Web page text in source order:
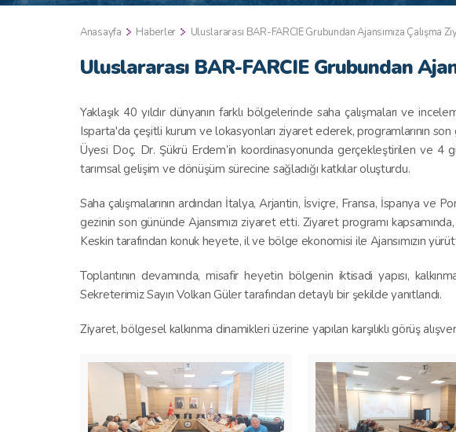
Anasayfa Haberler Uluslararası BAR-FARCIE Grubundan Ajansımıza Çalışma
Uluslararası BAR-FARCIE Grubundan
Yaklaşık 40 yıldır dünyanın farklı bölgelerinde saha çalışmaları ve
Isparta'da çeşitli kurum ve lokasyonları ziyaret ederek, programlarının
Üyesi Doç. Dr. Şükrü Erdem’in koordinasyonunda gerçekleştirilen ve 4
tarımsal gelişim ve dönüşüm sürecine sağladığı katkılar oluşturdu.
Saha çalışmalarının ardından İtalya, Arjantin, İsviçre, Fransa, İspanya ve
gezinin son gününde Ajansımızı ziyaret etti. Ziyaret programı
Keskin tarafından konuk heyete, il ve bölge ekonomisi ile Ajansımızın
Toplantının devamında, misafir heyetin bölgenin iktisadi yapısı,
Sekreterimiz Sayın Volkan Güler tarafından detaylı bir şekilde yanıtlandı.
Ziyaret, bölgesel kalkınma dinamikleri üzerine yapılan karşılıklı görüş